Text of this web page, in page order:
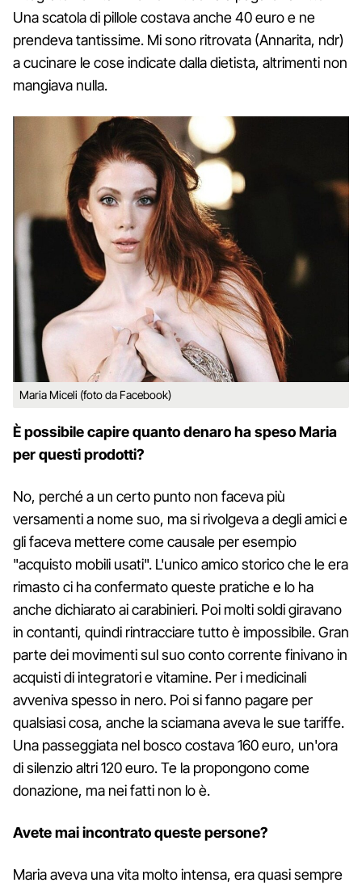
Una scatola di pillole costava anche 40 euro e ne
prendeva tantissime. Mi sono ritrovata (Annarita, ndr)
a cucinare le cose indicate dalla dietista, altrimenti non
mangiava nulla.
Maria Miceli (foto da Facebook)
È possibile capire quanto denaro ha speso Maria
per questi prodotti?
No, perché a un certo punto non faceva più
versamenti a nome suo, ma si rivolgeva a degli amici e
gli faceva mettere come causale per esempio
"acquisto mobili usati". L'unico amico storico che le era
rimasto ci ha confermato queste pratiche e lo ha
anche dichiarato ai carabinieri. Poi molti soldi giravano
in contanti, quindi rintracciare tutto è impossibile. Gran
parte dei movimenti sul suo conto corrente finivano in
acquisti di integratori e vitamine. Per i medicinali
avveniva spesso in nero. Poi si fanno pagare per
qualsiasi cosa, anche la sciamana aveva le sue tariffe.
Una passeggiata nel bosco costava 160 euro, un'ora
di silenzio altri 120 euro. Te la propongono come
donazione, ma nei fatti non lo è.
Avete mai incontrato queste persone?
Maria aveva una vita molto intensa, era quasi sempre